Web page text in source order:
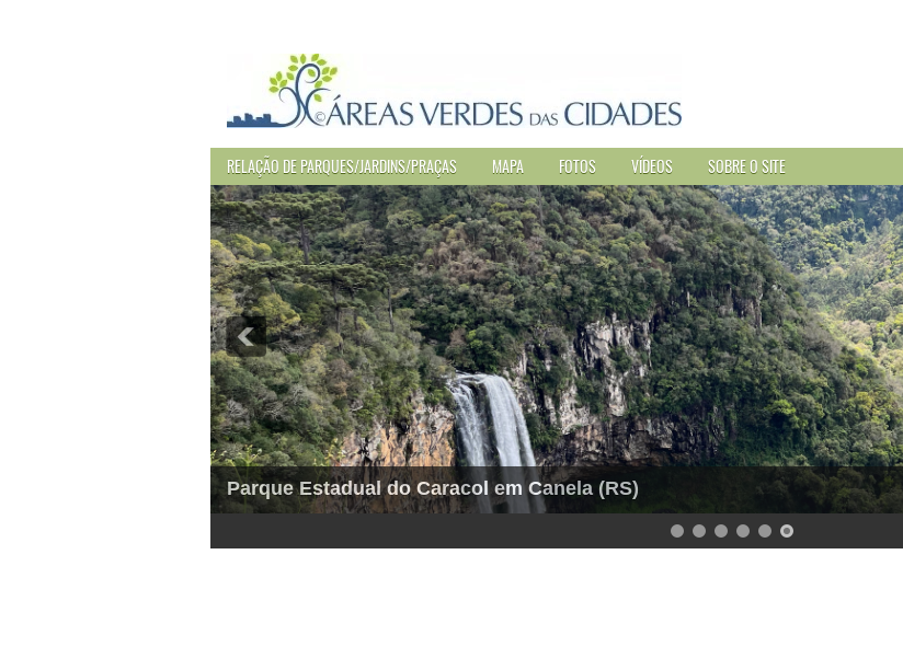
RELAÇÃO DE PARQUES/JARDINS/PRAÇAS MAPA FOTOS VÍDEOS SOBRE O SITE
Parque Estadual do Caracol em Canela (RS)